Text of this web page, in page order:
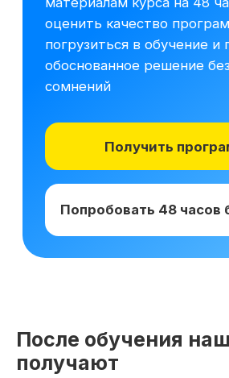
После обучения
получают
Получай подарки от партнеров
при покупке курса